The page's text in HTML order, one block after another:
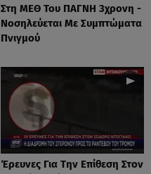
Στη ΜΕΘ Του ΠΑΓΝΗ 3χρονη -
Νοσηλεύεται Με Συμπτώματα
Πνιγμού
Έρευνες Για Την Επίθεση Στον